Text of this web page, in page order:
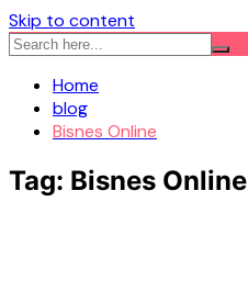
Skip to content
Home
blog
Bisnes Online
Tag: Bisnes Online